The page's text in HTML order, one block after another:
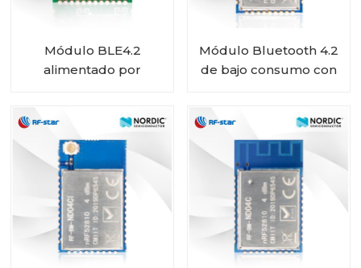
Módulo BLE4.2
alimentado por
RF-BM-ND02C
Módulo Bluetooth 4.2
de bajo consumo con